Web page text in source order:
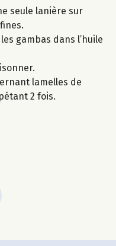
seule lanière sur
gambas dans l’huile
lamelles de
2 fois.